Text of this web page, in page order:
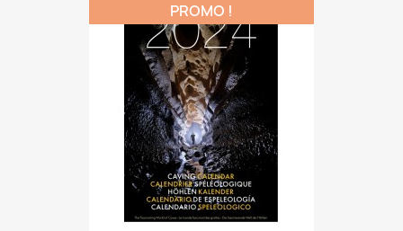
PROMO !